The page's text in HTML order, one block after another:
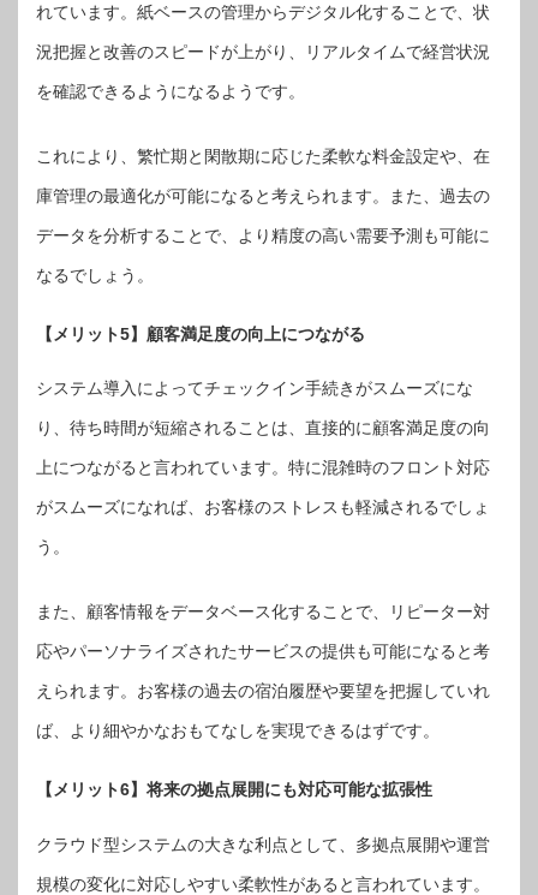
れています。紙ベースの管理からデジタル化することで、状
況把握と改善のスピードが上がり、リアルタイムで経営状況
を確認できるようになるようです。
これにより、繁忙期と閑散期に応じた柔軟な料金設定や、在
庫管理の最適化が可能になると考えられます。また、過去の
データを分析することで、より精度の高い需要予測も可能に
なるでしょう。
【メリット5】顧客満足度の向上につながる
システム導入によってチェックイン手続きがスムーズにな
り、待ち時間が短縮されることは、直接的に顧客満足度の向
上につながると言われています。特に混雑時のフロント対応
がスムーズになれば、お客様のストレスも軽減されるでしょ
う。
また、顧客情報をデータベース化することで、リピーター対
応やパーソナライズされたサービスの提供も可能になると考
えられます。お客様の過去の宿泊履歴や要望を把握していれ
ば、より細やかなおもてなしを実現できるはずです。
【メリット6】将来の拠点展開にも対応可能な拡張性
クラウド型システムの大きな利点として、多拠点展開や運営
規模の変化に対応しやすい柔軟性があると言われています。